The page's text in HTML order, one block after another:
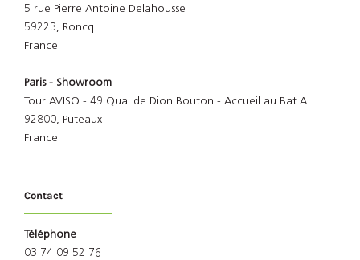
5 rue Pierre Antoine Delahousse
59223, Roncq
France
Paris - Showroom
Tour AVISO - 49 Quai de Dion Bouton - Accueil au Bat A
92800, Puteaux
France
Contact
Téléphone
03 74 09 52 76